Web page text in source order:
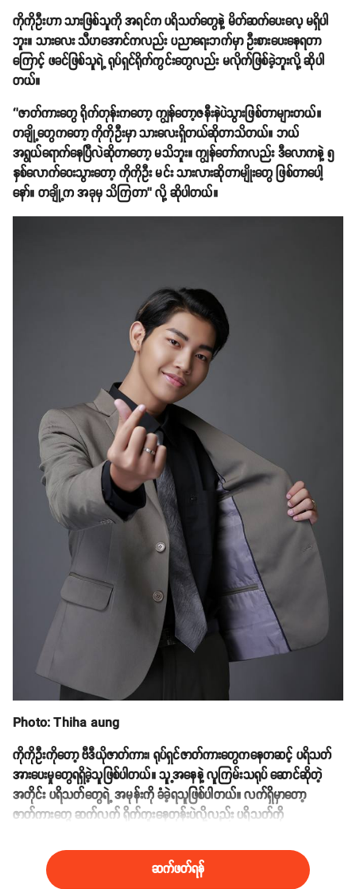
ကိုကိုဦးဟာ သားဖြစ်သူကို အရင်က ပရိသတ်တွေနဲ့ မိတ်ဆက်ပေးလေ့ မရှိပါ
ဘူး။ သားလေး သီဟအောင်ကလည်း ပညာရေးဘက်မှာ ဦးစားပေးနေရတာ
ကြောင့် ဖခင်ဖြစ်သူရဲ့ ရုပ်ရှင်ရိုက်ကွင်းတွေလည်း မလိုက်ဖြစ်ခဲ့ဘူးလို့ ဆိုပါ
တယ်။
‘’ဇာတ်ကားတွေ ရိုက်တုန်းကတော့ ကျွန်တော့ဇနီးနဲပဲသွားဖြစ်တာများတယ်။
တချို့တွေကတော့ ကိုကိုဦးမှာ သားလေးရှိတယ်ဆိုတာသိတယ်။ ဘယ်
အရွယ်ရောက်နေပြီလဲဆိုတာတော့ မသိဘူး။ ကျွန်တော်ကလည်း ဒီလောကနဲ့ ၅
နှစ်လောက်ဝေးသွားတော့ ကိုကိုဦး မင်း သားလားဆိုတာမျိုးတွေ ဖြစ်တာပေါ့
နော်။ တချို့က အခုမှ သိကြတာ’’ လို့ ဆိုပါတယ်။
Photo: Thiha aung
ကိုကိုဦးကိုတော့ ဗီဒီယိုဇာတ်ကား၊ ရုပ်ရှင်ဇာတ်ကားတွေကနေတဆင့် ပရိသတ်
အားပေးမှုတွေရရှိခဲ့သူဖြစ်ပါတယ်။ သူ့အနေနဲ့ လူကြမ်းသရုပ် ဆောင်ဆိုတဲ့
အတိုင်း ပရိသတ်တွေရဲ့ အမုန်းကို ခံခဲ့ရသူဖြစ်ပါတယ်။ လက်ရှိမှာတော့
ဇာတ်ကားတွေ ဆက်လက် ရိုက်ကူးနေတုန်းပဲလို့လည်း ပရိသတ်ကို
ဆက်ဖတ်ရန်